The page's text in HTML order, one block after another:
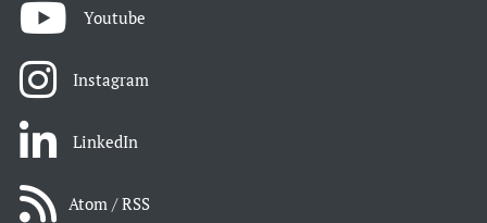
Youtube
Instagram
LinkedIn
Atom / RSS